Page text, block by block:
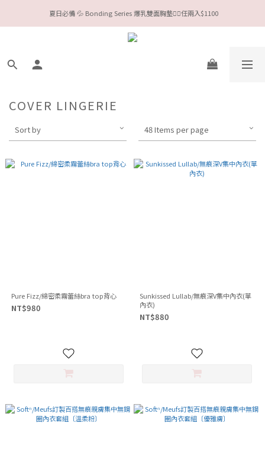
今夏限定Meufs泳衣工作坊 🥳 手做妳獨一無二的Bikini👙
夏日必備 💦 Bonding Series 爆乳雙面胸墊❤️‍🔥任兩入$1100
Valentine❤️‍🔥全款情趣系列任選兩件88折！
今夏限定Meufs泳衣工作坊 🥳 手做妳獨一無二的Bikini👙
COVER LINGERIE
Sort by 48 Items per page
Pure Fizz/綿密柔霧蕾絲bra top背心
NT$980
Sunkissed Lullab/無痕深V集中內衣(單
內衣)
NT$880